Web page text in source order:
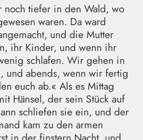
tiefer in den Wald, wo
waren. Da ward
und die Mutter
ihr Kinder, und wenn ihr
schlafen. Wir gehen in
und abends, wenn wir fertig
euch ab.« Als es Mittag
Hänsel, der sein Stück auf
schliefen sie ein, und der
kam zu den armen